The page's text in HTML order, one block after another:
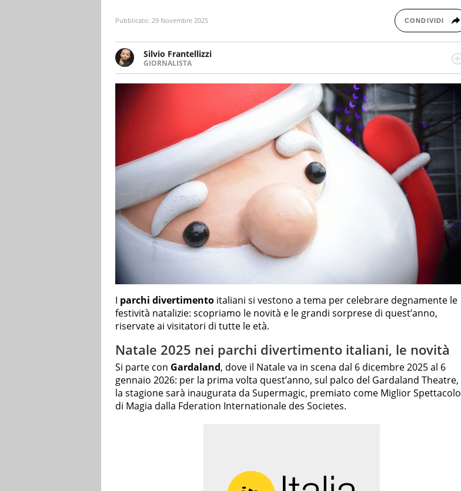
Pubblicato: 29 Novembre 2025 CONDIVIDI
Silvio Frantellizzi
GIORNALISTA
Giornalista pubblicista. Da oltre dieci anni si occupa di informazione sul web,
scrivendo di sport, attualità, cronaca, motori, spettacolo e videogame.
I parchi divertimento italiani si vestono a tema per celebrare degnamente le
festività natalizie: scopriamo le novità e le grandi sorprese di quest’anno,
riservate ai visitatori di tutte le età.
Natale 2025 nei parchi divertimento italiani, le novità
Si parte con Gardaland, dove il Natale va in scena dal 6 dicembre 2025 al 6
gennaio 2026: per la prima volta quest’anno, sul palco del Gardaland Theatre,
la stagione sarà inaugurata da Supermagic, premiato come Miglior Spettacolo
di Magia dalla Fderation Internationale des Societes.